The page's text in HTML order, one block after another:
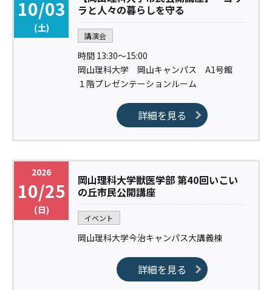
10/03
(土)
ラと人々の暮らしを守る
講演会
時間 13:30〜15:00
岡山理科大学 岡山キャンパス A1号館
１階プレゼンテーションルーム
詳細を見る
2026
10/25
(日)
岡山理科大学獣医学部 第40回いこい
の丘市民公開講座
イベント
岡山理科大学今治キャンパス大講義棟
詳細を見る